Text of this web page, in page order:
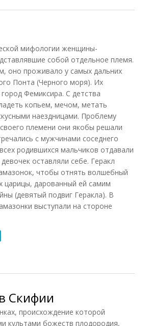
мифологии женщины-
собой отдельное племя.
оно проживало у самых дальних
Понта (Черного моря). Их
Фемиксира. С детства
копьем, мечом, метать
наездницами. Проблему
племени они якобы решали
с мужчинами соседнего
родившихся мальчиков отдавали
оставляли себе. Геракл
чтобы отнять волшебный
царицы, дарованный ей самим
(девятый подвиг Геракла). В
выступали на стороне
Скифии
происхождение которой
культами божеств плодородия,